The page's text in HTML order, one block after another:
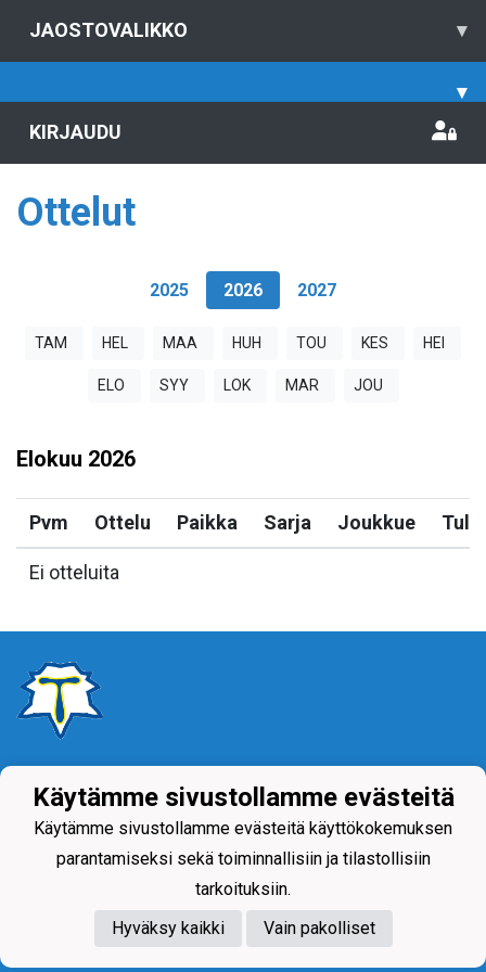
JAOSTOVALIKKO ▾
▾
KIRJAUDU
Ottelut
2025 2026 2027
TAM HEL MAA HUH TOU KES HEI
ELO SYY LOK MAR JOU
Elokuu 2026
Pvm Ottelu Paikka Sarja Joukkue
Ei otteluita
Powered by
Käytämme sivustollamme evästeitä
Käytämme sivustollamme evästeitä käyttökokemuksen
parantamiseksi sekä toiminnallisiin ja tilastollisiin
tarkoituksiin.
Hyväksy kaikki
Vain pakolliset